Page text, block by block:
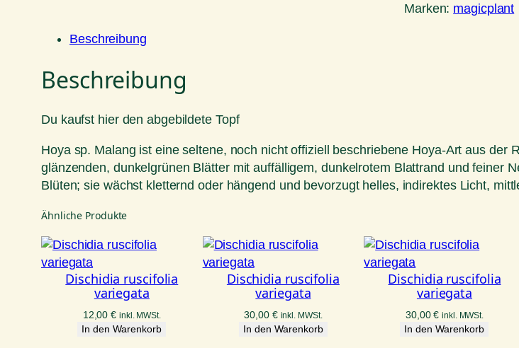
Marken: magicplant
Beschreibung
Beschreibung
Du kaufst hier den abgebildete Topf
Hoya sp. Malang ist eine seltene, noch nicht offiziell beschriebene Hoya-Art aus
glänzenden, dunkelgrünen Blätter mit auffälligem, dunkelrotem Blattrand und feiner
Blüten; sie wächst kletternd oder hängend und bevorzugt helles, indirektes Licht,
Ähnliche Produkte
Dischidia ruscifolia
variegata
12,00€ inkl. MWSt.
In den Warenkorb
Dischidia ruscifolia
variegata
30,00 € inkl. MWSt.
In den Warenkorb
Dischidia ruscifolia
variegata
30,00€ inkl. MWSt.
In den Warenkorb